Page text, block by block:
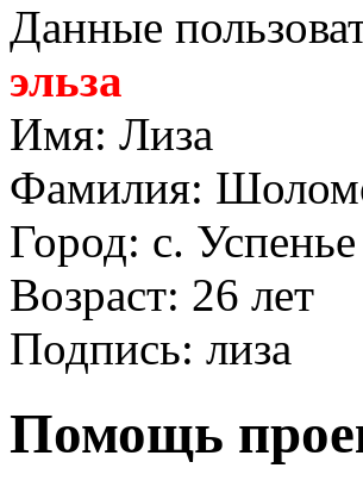
Данные
эльза
Имя: Лиза
Фамилия:
Город: с.
Возраст: 26 лет
Подпись: лиза
Помощь